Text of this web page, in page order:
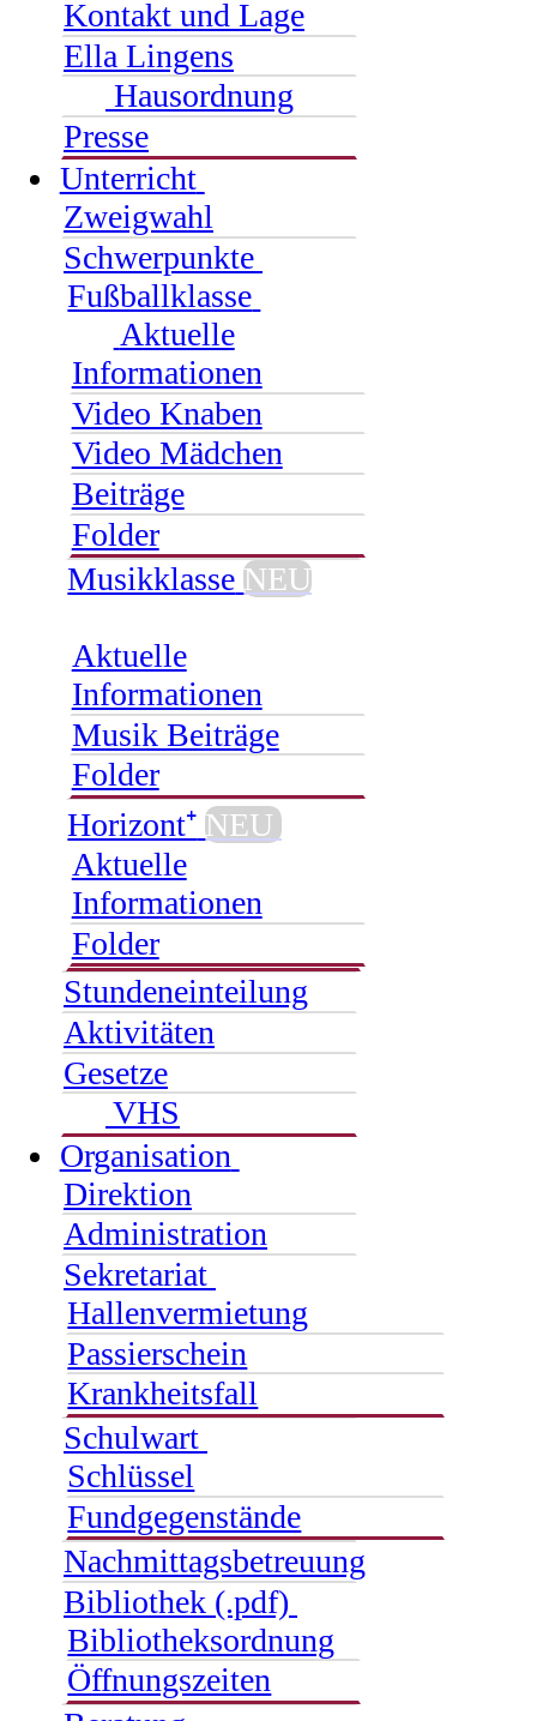
Kontakt und Lage
Ella Lingens
Hausordnung
Presse
Unterricht
Zweigwahl
Schwerpunkte
Fußballklasse
Aktuelle
Informationen
Video Knaben
Video Mädchen
Beiträge
Folder
Musikklasse NEU
Aktuelle
Informationen
Musik Beiträge
Folder
Horizont⁺ NEU
Aktuelle
Informationen
Folder
Stundeneinteilung
Aktivitäten
Gesetze
VHS
Organisation
Direktion
Administration
Sekretariat
Hallenvermietung
Passierschein
Krankheitsfall
Schulwart
Schlüssel
Fundgegenstände
Nachmittagsbetreuung
Bibliothek (.pdf)
Bibliotheksordnung
Öffnungszeiten